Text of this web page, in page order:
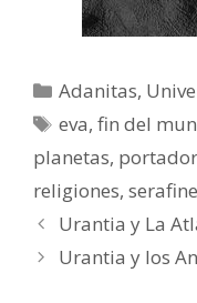
Categorías
Adanitas,
Etiquetas
eva,fin del
planetas,
religiones,
Urantia y La
Urantia y los